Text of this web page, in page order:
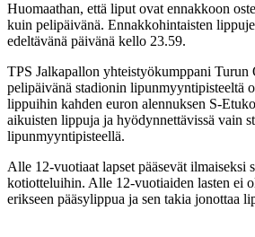
Huomaathan, että liput ovat ennakkoon
kuin pelipäivänä. Ennakkohintaisten
edeltävänä päivänä kello 23.59.
TPS Jalkapallon yhteistyökumppani Turun
pelipäivänä stadionin lipunmyyntipisteeltä
lippuihin kahden euron alennuksen S-
aikuisten lippuja ja hyödynnettävissä vain
lipunmyyntipisteellä.
Alle 12-vuotiaat lapset pääsevät ilmaiseksi
kotiotteluihin. Alle 12-vuotiaiden lasten ei
erikseen pääsylippua ja sen takia jonottaa